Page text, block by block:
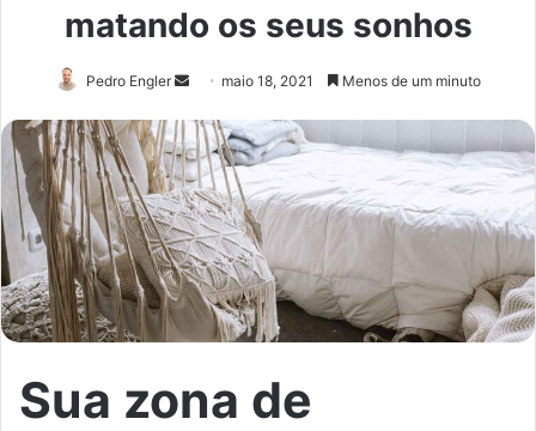
matando os seus sonhos
Pedro Engler
Mande
e-
mail
maio 18, 2021 Menos de um minuto
Sua zona de